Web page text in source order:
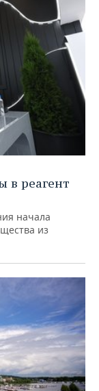
в реагент
начала
из